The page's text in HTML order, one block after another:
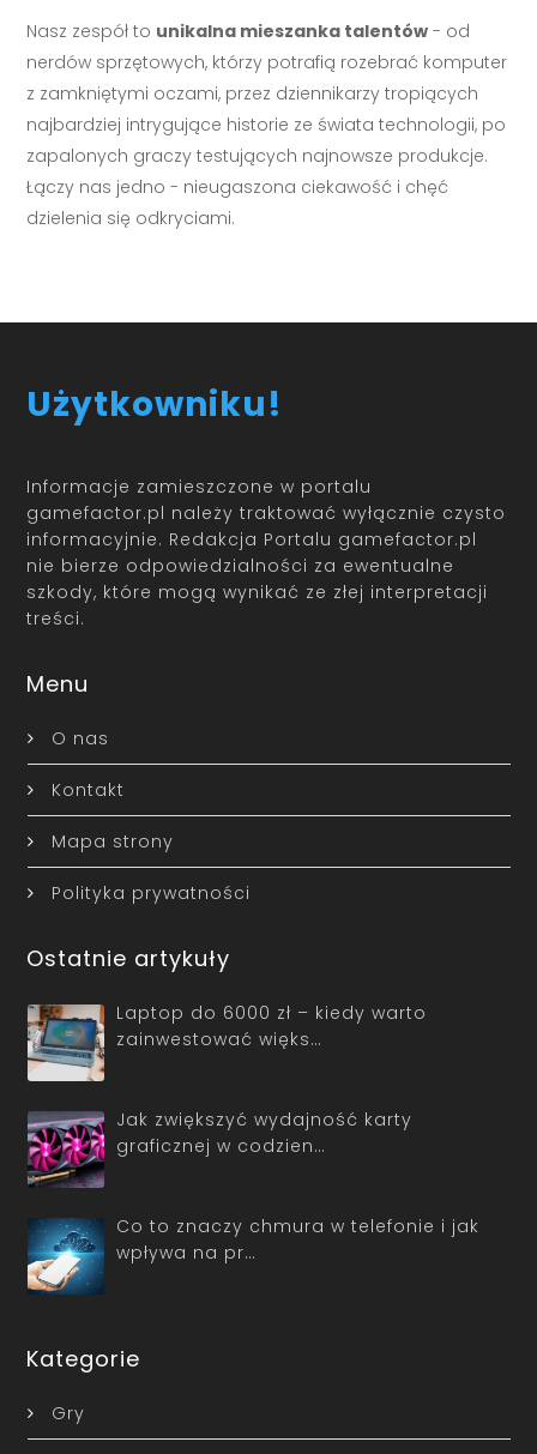
Nasz zespół to unikalna mieszanka talentów - od
nerdów sprzętowych, którzy potrafią rozebrać komputer
z zamkniętymi oczami, przez dziennikarzy tropiących
najbardziej intrygujące historie ze świata technologii, po
zapalonych graczy testujących najnowsze produkcje.
Łączy nas jedno - nieugaszona ciekawość i chęć
dzielenia się odkryciami.
Użytkowniku!
Informacje zamieszczone w portalu
gamefactor.pl należy traktować wyłącznie czysto
informacyjnie. Redakcja Portalu gamefactor.pl
nie bierze odpowiedzialności za ewentualne
szkody, które mogą wynikać ze złej interpretacji
treści.
Menu
O nas
Kontakt
Mapa strony
Polityka prywatności
Ostatnie artykuły
Laptop do 6000 zł – kiedy warto
zainwestować więks…
Jak zwiększyć wydajność karty
graficznej w codzien…
Co to znaczy chmura w telefonie i jak
wpływa na pr…
Kategorie
Gry